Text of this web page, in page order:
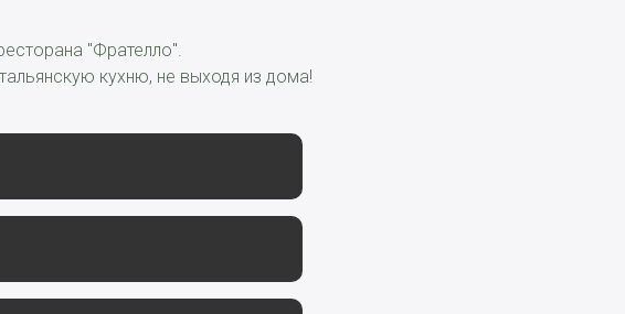
"Фрателло".
кухню, не выходя из дома!